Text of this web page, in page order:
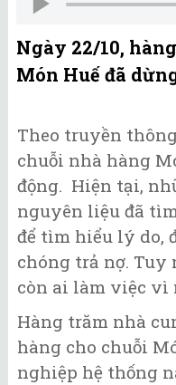
Ngày 22/10,
Món Huế đã
Theo truyền
chuỗi nhà hàng
động. Hiện tại,
nguyên liệu đã
để tìm hiểu lý do,
chóng trả nợ. Tuy
còn ai làm việc vì
Hàng trăm nhà
hàng cho chuỗi
nghiệp hệ thống